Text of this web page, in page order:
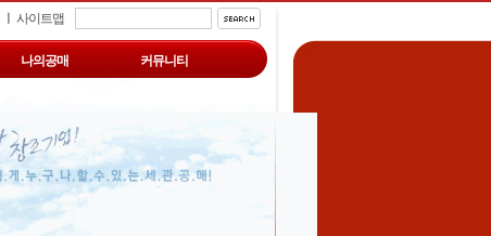
사이트맵
나의공매 커뮤니티